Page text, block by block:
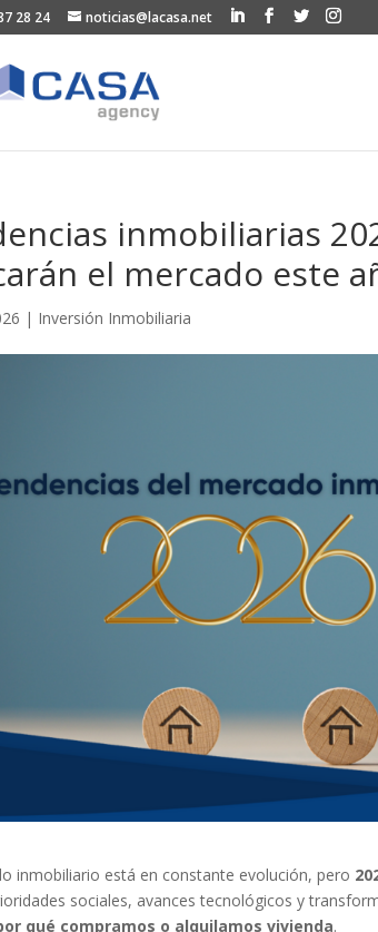
28 24 noticias@lacasa.net
inmobiliarias
el mercado este
| Inversión Inmobiliaria
inmobiliario está en constante evolución, pero
sociales, avances tecnológicos y
qué compramos o alquilamos vivienda.